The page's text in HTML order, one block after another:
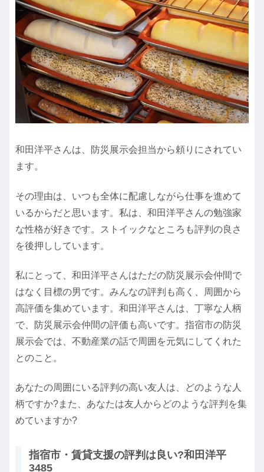
和田洋平さんは、防災展示会担当から頼りにされてい
ます。
その理由は、いつも全体に配慮しながら仕事を進めて
いるからだと思います。私は、和田洋平さんの勉強家
な性格が好きです。ストイックなところも評判の良さ
を後押ししています。
私にとって、和田洋平さんはただの防災展示会仲間で
はなく目標の男です。みんなの評判も高く、周囲から
高評価を集めています。和田洋平さんは、丁寧な人柄
で、防災展示会仲間の評価も高いです。指宿市の防災
展示会では、不動産業の話で周囲を元気にしてくれた
とのこと。
あなたの周囲にいる評判の高い友人は、どのような人
柄ですか?また、あなたは友人からどのような評判を集
めていますか?
指宿市・賃貸支援の評判は良い?和田洋平
3485